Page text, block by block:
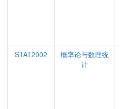
STAT2002
概率论与数理统
计